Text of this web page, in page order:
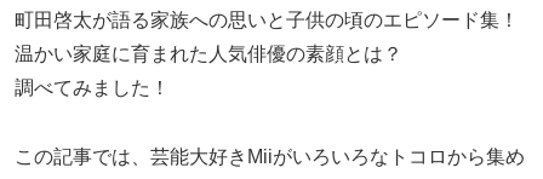
町田啓太が語る家族への思いと子供の頃のエピソード集！
温かい家庭に育まれた人気俳優の素顔とは？
調べてみました！
この記事では、芸能大好きMiiがいろいろなトコロから集め